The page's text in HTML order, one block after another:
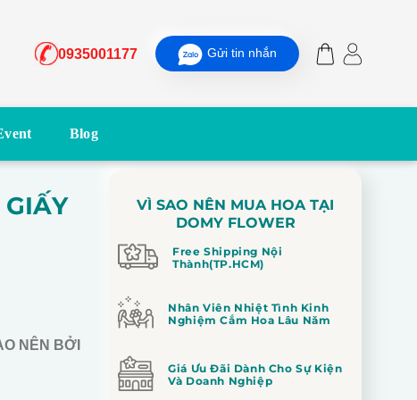
0935001177 Gửi tin nhắn
Blog
NÊN BỞI
VÌ SAO NÊN MUA HOA TẠI
DOMY FLOWER
Free Shipping Nội
Thành(TP.HCM)
Nhân Viên Nhiệt Tình Kinh
Nghiệm Cắm Hoa Lâu Năm
Giá Ưu Đãi Dành Cho Sự Kiện
Và Doanh Nghiệp